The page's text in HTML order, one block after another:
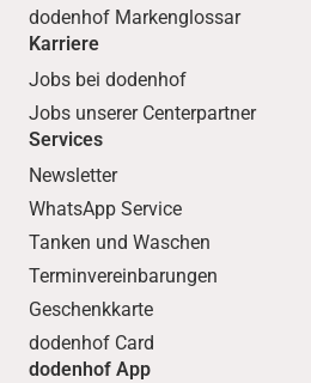
dodenhof Markenglossar
Karriere
Jobs bei dodenhof
Jobs unserer Centerpartner
Services
Newsletter
WhatsApp Service
Tanken und Waschen
Terminvereinbarungen
Geschenkkarte
dodenhof Card
dodenhof App